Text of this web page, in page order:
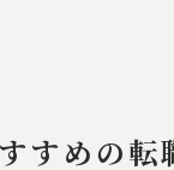
すめの転